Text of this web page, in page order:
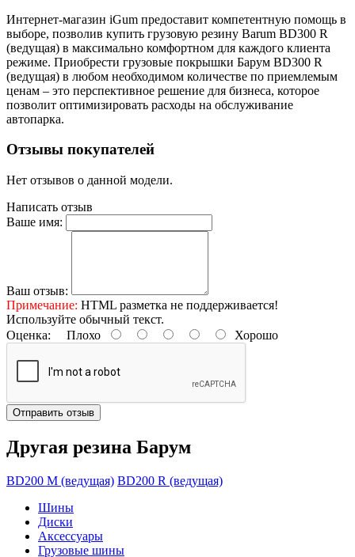
Интернет-магазин iGum предоставит компетентную помощь в
выборе, позволив купить грузовую резину Barum BD300 R
(ведущая) в максимально комфортном для каждого клиента
режиме. Приобрести грузовые покрышки Барум BD300 R
(ведущая) в любом необходимом количестве по приемлемым
ценам – это перспективное решение для бизнеса, которое
позволит оптимизировать расходы на обслуживание
автопарка.
Отзывы покупателей
Нет отзывов о данной модели.
Написать отзыв
Ваше имя:
Ваш отзыв:
Примечание: HTML разметка не поддерживается!
Используйте обычный текст.
Оценка: Плохо Хорошо
Отправить отзыв
Другая резина Барум
BD200 M (ведущая) BD200 R (ведущая)
Шины
Диски
Аксессуары
Грузовые шины